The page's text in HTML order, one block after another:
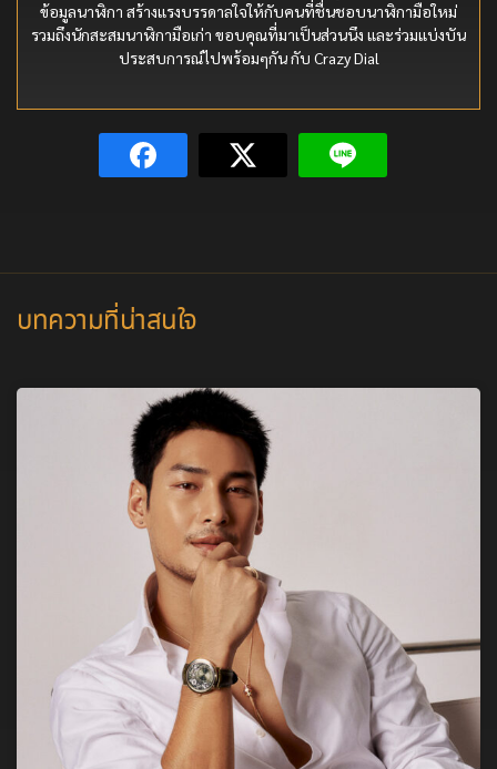
ข้อมูลนาฬิกา สร้างแรงบรรดาลใจให้กับคนที่ชื่นชอบนาฬิกามือใหม่
รวมถึงนักสะสมนาฬิกามือเก่า ขอบคุณที่มาเป็นส่วนนึง และร่วมแบ่งบัน
ประสบการณ์ไปพร้อมๆกัน กับ Crazy Dial
บทความที่น่าสนใจ